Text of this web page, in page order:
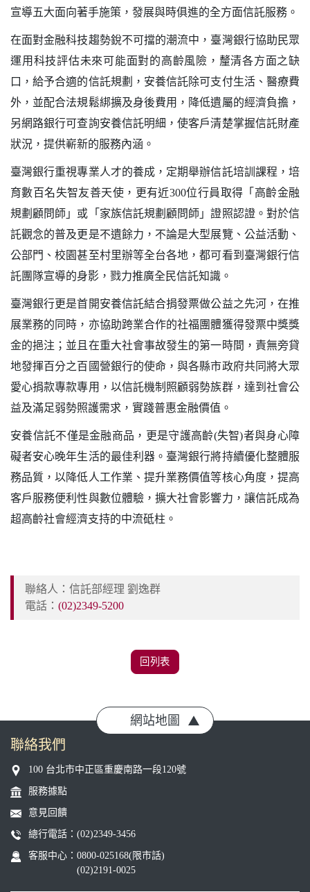
宣導五大面向著手施策，發展與時俱進的全方面信託服務。
在面對金融科技趨勢銳不可擋的潮流中，臺灣銀行協助民眾
運用科技評估未來可能面對的高齡風險，釐清各方面之缺
口，給予合適的信託規劃，安養信託除可支付生活、醫療費
外，並配合法規鬆綁擴及身後費用，降低遺屬的經濟負擔，
另網路銀行可查詢安養信託明細，使客戶清楚掌握信託財產
狀況，提供嶄新的服務內涵。
臺灣銀行重視專業人才的養成，定期舉辦信託培訓課程，培
育數百名失智友善天使，更有近300位行員取得「高齡金融
規劃顧問師」或「家族信託規劃顧問師」證照認證。對於信
託觀念的普及更是不遺餘力，不論是大型展覽、公益活動、
公部門、校園甚至村里辦等全台各地，都可看到臺灣銀行信
託團隊宣導的身影，戮力推廣全民信託知識。
臺灣銀行更是首開安養信託結合捐發票做公益之先河，在推
展業務的同時，亦協助跨業合作的社福團體獲得發票中獎獎
金的挹注；並且在重大社會事故發生的第一時間，責無旁貸
地發揮百分之百國營銀行的使命，與各縣市政府共同將大眾
愛心捐款專款專用，以信託機制照顧弱勢族群，達到社會公
益及滿足弱勢照護需求，實踐普惠金融價值。
安養信託不僅是金融商品，更是守護高齡(失智)者與身心障
礙者安心晚年生活的最佳利器。臺灣銀行將持續優化整體服
務品質，以降低人工作業、提升業務價值等核心角度，提高
客戶服務便利性與數位體驗，擴大社會影響力，讓信託成為
超高齡社會經濟支持的中流砥柱。
聯絡人：信託部經理 劉逸群
電話： (02)2349-5200
回列表
網站地圖
聯絡我們
100 台北市中正區重慶南路一段120號
服務據點
意見回饋
總行電話： (02)2349-3456
客服中心： 0800-025168(限市話)
(02)2191-0025